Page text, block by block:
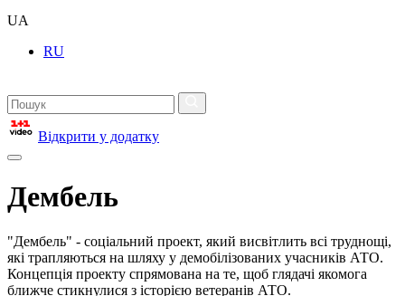
UA
RU
Відкрити у додатку
Дембель
"Дембель" - соціальний проект, який висвітлить всі труднощі,
які трапляються на шляху у демобілізованих учасників АТО.
Концепція проекту спрямована на те, щоб глядачі якомога
ближче стикнулися з історією ветеранів АТО.